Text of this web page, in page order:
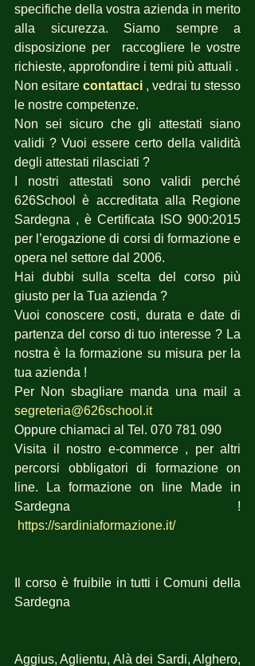
specifiche della vostra azienda in merito
alla sicurezza. Siamo sempre a
disposizione per  raccogliere le vostre
richieste, approfondire i temi più attuali .
Non esitare contattaci , vedrai tu stesso
le nostre competenze.
Non sei sicuro che gli attestati siano
validi ? Vuoi essere certo della validità
degli attestati rilasciati ?
I nostri attestati sono validi perché
626School è accreditata alla Regione
Sardegna , è Certificata ISO 900:2015
per l’erogazione di corsi di formazione e
opera nel settore dal 2006.
Hai dubbi sulla scelta del corso più
giusto per la Tua azienda ?
Vuoi conoscere costi, durata e date di
partenza del corso di tuo interesse ? La
nostra è la formazione su misura per la
tua azienda !
segreteria@626school.it
Oppure chiamaci al Tel. 070 781 090
Visita il nostro e-commerce , per altri
percorsi obbligatori di formazione on
line. La formazione on line Made in
Sardegna !
https://sardiniaformazione.it/
Il corso è fruibile in tutti i Comuni della
Sardegna
Aggius, Aglientu, Alà dei Sardi, Alghero,